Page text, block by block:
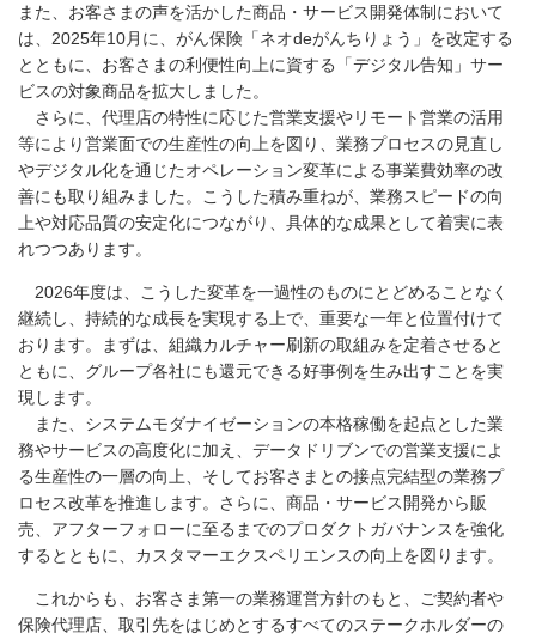
また、お客さまの声を活かした商品・サービス開発体制において
は、2025年10月に、がん保険「ネオdeがんちりょう」を改定する
とともに、お客さまの利便性向上に資する「デジタル告知」サー
ビスの対象商品を拡大しました。
さらに、代理店の特性に応じた営業支援やリモート営業の活用
等により営業面での生産性の向上を図り、業務プロセスの見直し
やデジタル化を通じたオペレーション変革による事業費効率の改
善にも取り組みました。こうした積み重ねが、業務スピードの向
上や対応品質の安定化につながり、具体的な成果として着実に表
れつつあります。
2026年度は、こうした変革を一過性のものにとどめることなく
継続し、持続的な成長を実現する上で、重要な一年と位置付けて
おります。まずは、組織カルチャー刷新の取組みを定着させると
ともに、グループ各社にも還元できる好事例を生み出すことを実
現します。
また、システムモダナイゼーションの本格稼働を起点とした業
務やサービスの高度化に加え、データドリブンでの営業支援によ
る生産性の一層の向上、そしてお客さまとの接点完結型の業務プ
ロセス改革を推進します。さらに、商品・サービス開発から販
売、アフターフォローに至るまでのプロダクトガバナンスを強化
するとともに、カスタマーエクスペリエンスの向上を図ります。
これからも、お客さま第一の業務運営方針のもと、ご契約者や
保険代理店、取引先をはじめとするすべてのステークホルダーの